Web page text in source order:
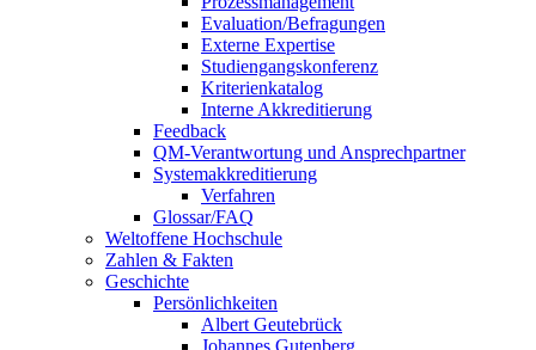
Evaluation/Befragungen
Externe Expertise
Studiengangskonferenz
Kriterienkatalog
Interne Akkreditierung
Feedback
QM-Verantwortung und Ansprechpartner
Systemakkreditierung
Verfahren
Glossar/FAQ
Weltoffene Hochschule
Zahlen & Fakten
Geschichte
Persönlichkeiten
Albert Geutebrück
Johannes Gutenberg